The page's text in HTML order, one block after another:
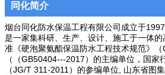
同化简介
烟台同化防水保温工程有限公司成立于
是一家集科研、生产、设计、施工于一体
准《硬泡聚氨酯保温防水工程技术规范》（
（（GB50404---2017）的主编单位，国家
（JG/T 311-2011）的参编单位, 山东省图